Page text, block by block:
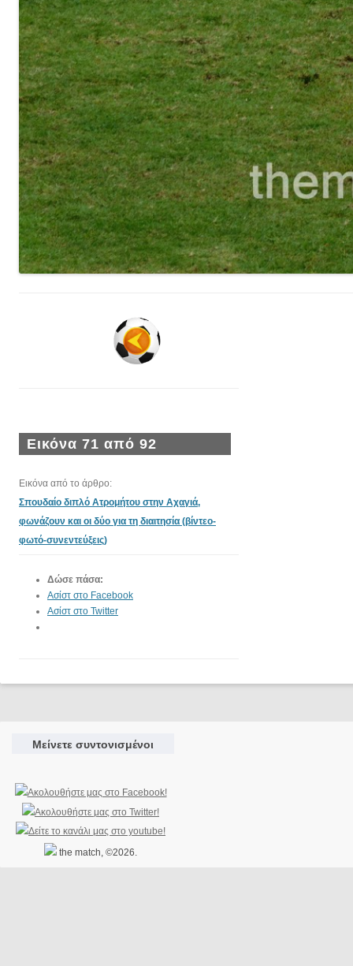
Εικόνα 71 από 92
Εικόνα από το άρθρο:
Σπουδαίο διπλό Ατρομήτου στην Αχαγιά,
φωνάζουν και οι δύο για τη διαιτησία (βίντεο-
φωτό-συνεντεύξεις)
Δώσε πάσα:
Ασίστ στο Facebook
Ασίστ στο Twitter
Μείνετε συντονισμένοι
the match, ©2026.